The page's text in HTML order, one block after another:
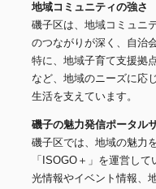
地域コミュニティの強さ
磯子区は、地域コミュニ
のつながりが深く、自治
特に、地域子育て支援拠
など、地域のニーズに応
生活を支えています。
磯子の魅力発信ポータル
磯子区では、地域の魅力
「ISOGO＋」を運営し
光情報やイベント情報、